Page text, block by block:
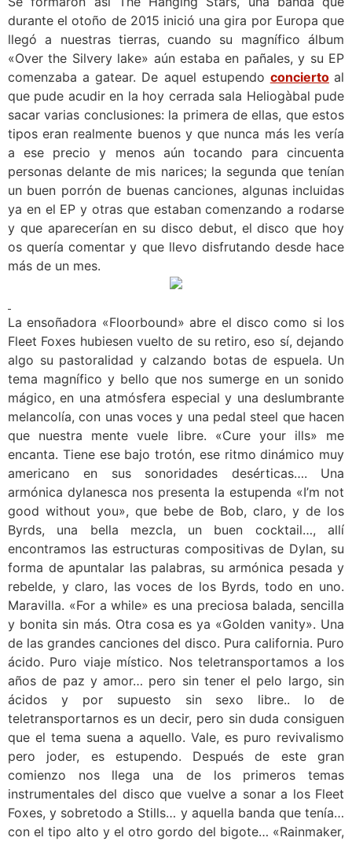
durante el otoño de 2015 inició una gira por Europa que
llegó a nuestras tierras, cuando su magnífico álbum
«Over the Silvery lake» aún estaba en pañales, y su EP
comenzaba a gatear. De aquel estupendo concierto al
que pude acudir en la hoy cerrada sala Heliogàbal pude
sacar varias conclusiones: la primera de ellas, que estos
tipos eran realmente buenos y que nunca más les vería
a ese precio y menos aún tocando para cincuenta
personas delante de mis narices; la segunda que tenían
un buen porrón de buenas canciones, algunas incluidas
ya en el EP y otras que estaban comenzando a rodarse
y que aparecerían en su disco debut, el disco que hoy
os quería comentar y que llevo disfrutando desde hace
más de un mes.
La ensoñadora «Floorbound» abre el disco como si los
Fleet Foxes hubiesen vuelto de su retiro, eso sí, dejando
algo su pastoralidad y calzando botas de espuela. Un
tema magnífico y bello que nos sumerge en un sonido
mágico, en una atmósfera especial y una deslumbrante
melancolía, con unas voces y una pedal steel que hacen
que nuestra mente vuele libre. «Cure your ills» me
encanta. Tiene ese bajo trotón, ese ritmo dinámico muy
americano en sus sonoridades desérticas…. Una
armónica dylanesca nos presenta la estupenda «I’m not
good without you», que bebe de Bob, claro, y de los
Byrds, una bella mezcla, un buen cocktail…, allí
encontramos las estructuras compositivas de Dylan, su
forma de apuntalar las palabras, su armónica pesada y
rebelde, y claro, las voces de los Byrds, todo en uno.
Maravilla. «For a while» es una preciosa balada, sencilla
y bonita sin más. Otra cosa es ya «Golden vanity». Una
de las grandes canciones del disco. Pura california. Puro
ácido. Puro viaje místico. Nos teletransportamos a los
años de paz y amor… pero sin tener el pelo largo, sin
ácidos y por supuesto sin sexo libre.. lo de
teletransportarnos es un decir, pero sin duda consiguen
que el tema suena a aquello. Vale, es puro revivalismo
pero joder, es estupendo. Después de este gran
comienzo nos llega una de los primeros temas
instrumentales del disco que vuelve a sonar a los Fleet
Foxes, y sobretodo a Stills… y aquella banda que tenía…
con el tipo alto y el otro gordo del bigote… «Rainmaker,